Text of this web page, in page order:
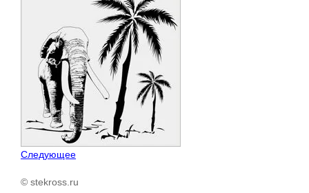
Следующее
© stekross.ru